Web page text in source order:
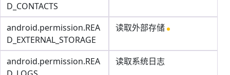
D_CONTACTS
android.permission.REA
D_EXTERNAL_STORAGE
读取外部存储
android.permission.REA
读取系统日志